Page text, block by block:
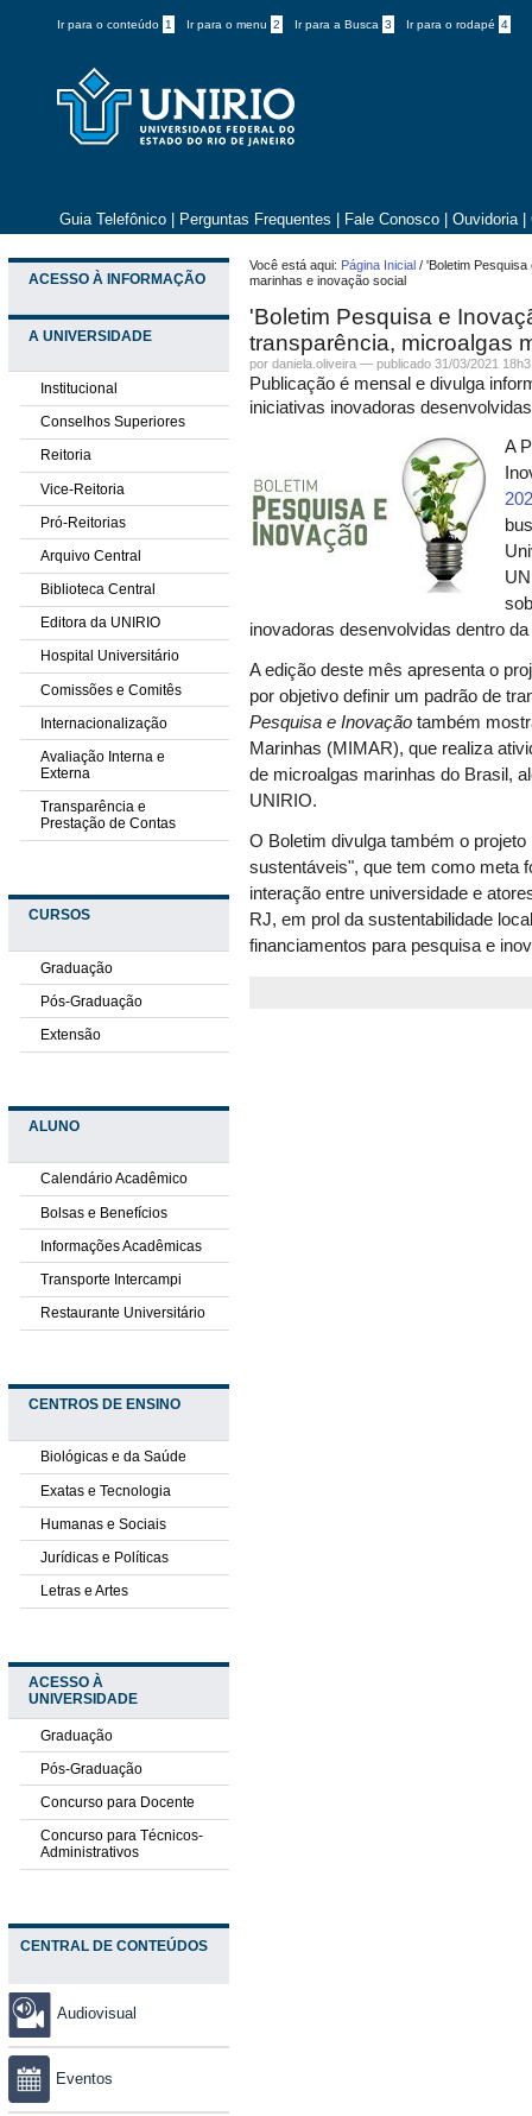
Ir para o conteúdo 1 Ir para o menu 2 Ir para a Busca 3 Ir para o rodapé 4
Guia Telefônico Perguntas Frequentes Fale Conosco Ouvidoria
ACESSO À INFORMAÇÃO
A UNIVERSIDADE
Institucional
Conselhos Superiores
Reitoria
Vice-Reitoria
Pró-Reitorias
Arquivo Central
Biblioteca Central
Editora da UNIRIO
Hospital Universitário
Comissões e Comitês
Internacionalização
Avaliação Interna e
Externa
Transparência e
Prestação de Contas
CURSOS
Graduação
Pós-Graduação
Extensão
ALUNO
Calendário Acadêmico
Bolsas e Benefícios
Informações Acadêmicas
Transporte Intercampi
Restaurante Universitário
CENTROS DE ENSINO
Biológicas e da Saúde
Exatas e Tecnologia
Humanas e Sociais
Jurídicas e Políticas
Letras e Artes
ACESSO À
UNIVERSIDADE
Graduação
Pós-Graduação
Concurso para Docente
Concurso para Técnicos-
Administrativos
CENTRAL DE CONTEÚDOS
Audiovisual
Eventos
Você está aqui: Página Inicial /'Boletim
marinhas e inovação social
'Boletim Pesquisa e
transparência, microalgas
por daniela.oliveira —publicado 31/03/2021
Publicação é mensal e divulga
iniciativas inovadoras
A
inovadoras desenvolvidas dentro
A edição deste mês apresenta o
por objetivo definir um padrão de
Pesquisa e Inovação também
Marinhas (MIMAR), que realiza
de microalgas marinhas do Brasil,
UNIRIO.
O Boletim divulga também o
sustentáveis", que tem como meta
interação entre universidade e
RJ, em prol da sustentabilidade
financiamentos para pesquisa e